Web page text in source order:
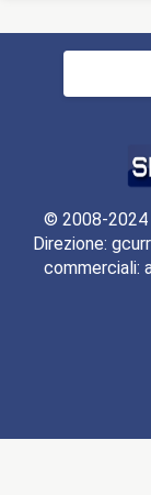
Ricerca
© 2008-2024
Direzione:
commerciali: